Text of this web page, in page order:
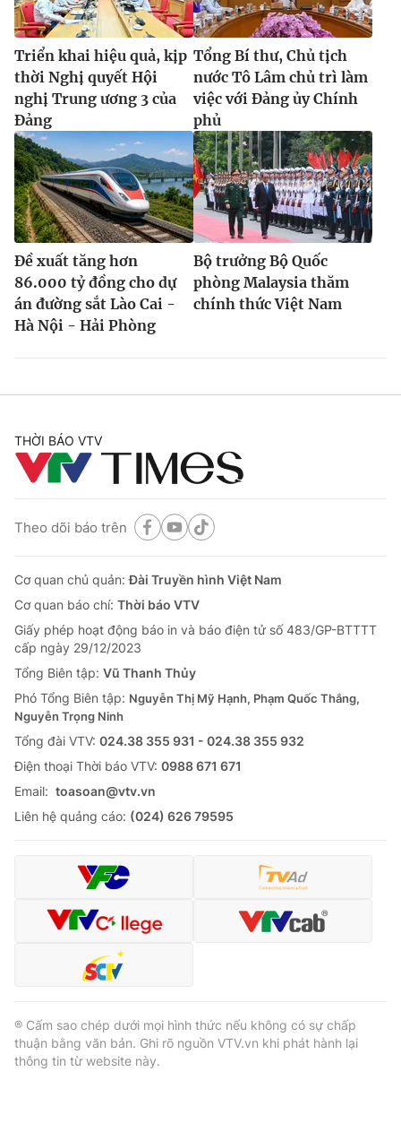
Triển khai hiệu quả, kịp
thời Nghị quyết Hội
nghị Trung ương 3 của
Đảng
Tổng Bí thư, Chủ tịch
nước Tô Lâm chủ trì làm
việc với Đảng ủy Chính
phủ
Đề xuất tăng hơn
86.000 tỷ đồng cho dự
án đường sắt Lào Cai -
Hà Nội - Hải Phòng
Bộ trưởng Bộ Quốc
phòng Malaysia thăm
chính thức Việt Nam
THỜI BÁO VTV
Theo dõi báo trên
Cơ quan chủ quản:Đài Truyền hình Việt Nam
Cơ quan báo chí: Thời báo VTV
Giấy phép hoạt động báo in và báo điện tử số 483/GP-BTTTT
cấp ngày 29/12/2023
Tổng Biên tập: Vũ Thanh Thủy
Phó Tổng Biên tập: Nguyễn Thị Mỹ Hạnh, Phạm Quốc Thắng,
Nguyễn Trọng Ninh
Tổng đài VTV: 024.38 355 931 - 024.38 355 932
Ðiện thoại Thời báo VTV: 0988 671 671
Email: toasoan@vtv.vn
Liên hệ quảng cáo: (024) 626 79595
® Cấm sao chép dưới mọi hình thức nếu không có sự chấp
thuận bằng văn bản. Ghi rõ nguồn VTV.vn khi phát hành lại
thông tin từ website này.